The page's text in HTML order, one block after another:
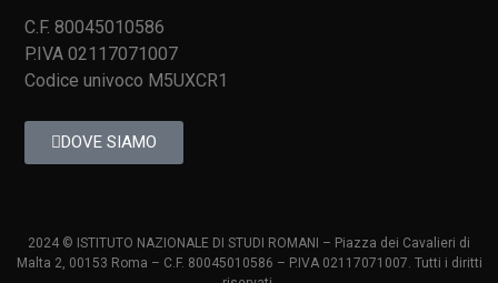
C.F. 80045010586
P.IVA 02117071007
Codice univoco M5UXCR1
DOVE SIAMO
2024 © ISTITUTO NAZIONALE DI STUDI ROMANI – Piazza dei Cavalieri di
Malta 2, 00153 Roma – C.F. 80045010586 – P.IVA 02117071007. Tutti i diritti